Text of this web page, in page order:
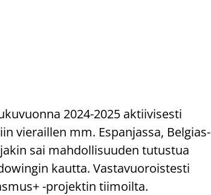
2024-2025 ak­tii­vi­ses­ti
vie­rail­len mm. Es­pan­jas­sa, Bel­gias­
sai mah­dol­li­suu­den tu­tus­tua
kaut­ta. Vas­ta­vuo­rois­tes­ti
-​projektin tii­moil­ta.